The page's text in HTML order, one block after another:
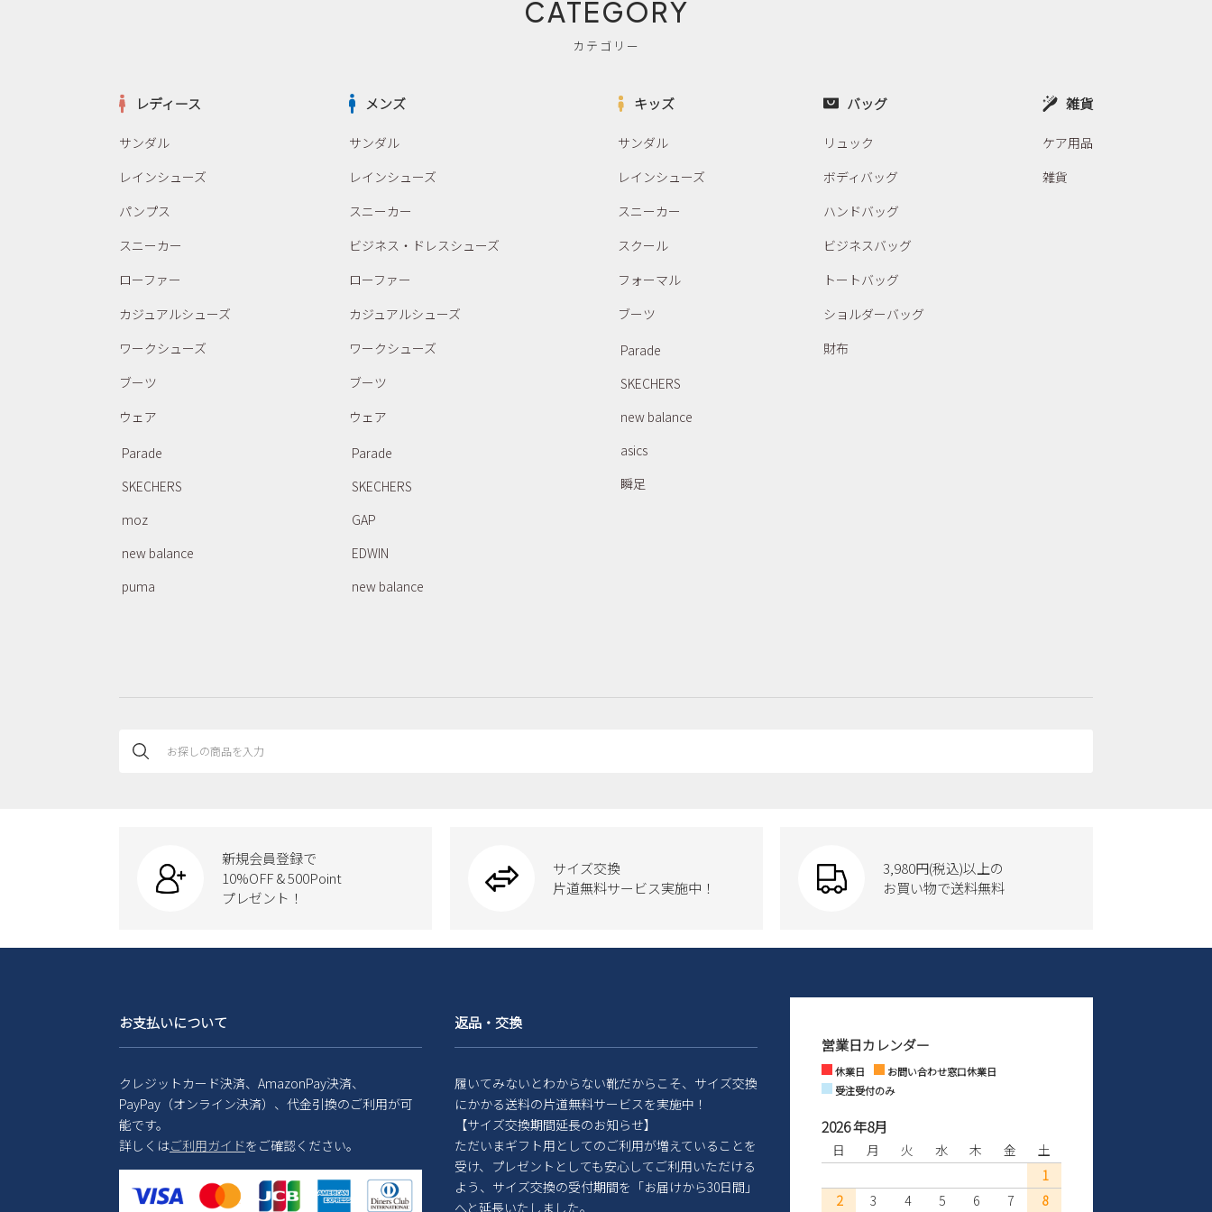
CATEGORY
カテゴリー
レディース
サンダル
レインシューズ
パンプス
スニーカー
ローファー
カジュアルシューズ
ワークシューズ
ブーツ
ウェア
Parade
SKECHERS
moz
new balance
puma
メンズ
サンダル
レインシューズ
スニーカー
ビジネス・ドレスシューズ
ローファー
カジュアルシューズ
ワークシューズ
ブーツ
ウェア
Parade
SKECHERS
GAP
EDWIN
new balance
キッズ
サンダル
レインシューズ
スニーカー
スクール
フォーマル
ブーツ
Parade
SKECHERS
new balance
asics
瞬足
バッグ
リュック
ボディバッグ
ハンドバッグ
ビジネスバッグ
トートバッグ
ショルダーバッグ
財布
雑貨
ケア用品
雑貨
新規会員登録で
10%OFF & 500Point
プレゼント！
サイズ交換
片道無料サービス実施中！
3,980円(税込)以上の
お買い物で送料無料
お支払いについて
クレジットカード決済、AmazonPay決済、
PayPay（オンライン決済）、代金引換のご利用が可
能です。
詳しくはご利用ガイドをご確認ください。
返品・交換
履いてみないとわからない靴だからこそ、サイズ交換
にかかる送料の片道無料サービスを実施中！
【サイズ交換期間延長のお知らせ】
ただいまギフト用としてのご利用が増えていることを
受け、プレゼントとしても安心してご利用いただける
よう、サイズ交換の受付期間を「お届けから30日間」
へと延長いたしました。
営業日カレンダー
休業日
お問い合わせ窓口休業日
受注受付のみ
2026 年8月
日 月 火 水 木 金
土
1
2
3 4 5 6 7 8